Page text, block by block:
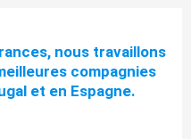
nous travaillons
compagnies
et en Espagne.